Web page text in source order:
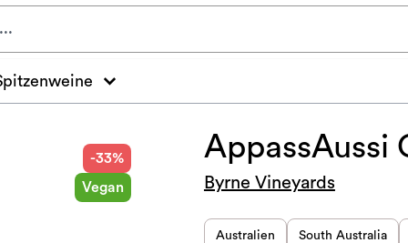
-33%
Vegan
AppassAussi
Byrne Vineyards
Australien South Australia